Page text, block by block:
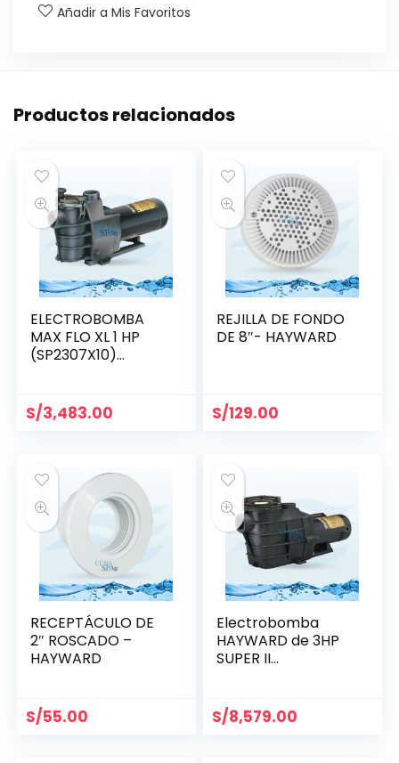
Añadir a Mis Favoritos
Productos relacionados
ELECTROBOMBA
MAX FLO XL 1 HP
(SP2307X10)
S/3,483.00
REJILLA DE FONDO
DE 8″- HAYWARD
S/129.00
RECEPTÁCULO DE
2″ ROSCADO –
HAYWARD
S/55.00
Electrobomba
HAYWARD de 3HP
SUPER II
S/8,579.00